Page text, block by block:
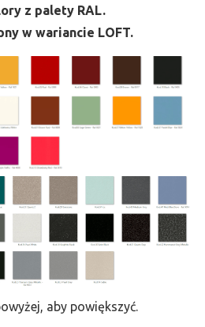
z palety RAL.
w wariancie LOFT.
aby powiększyć.